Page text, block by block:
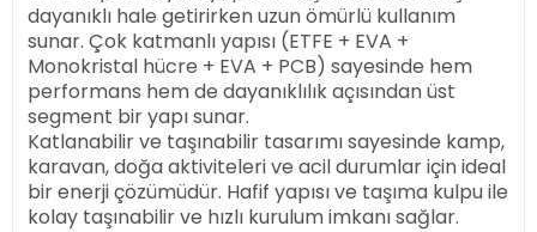
dayanıklı hale getirirken uzun ömürlü kullanım
sunar. Çok katmanlı yapısı (ETFE + EVA +
Monokristal hücre + EVA + PCB) sayesinde hem
performans hem de dayanıklılık açısından üst
segment bir yapı sunar.
Katlanabilir ve taşınabilir tasarımı sayesinde kamp,
karavan, doğa aktiviteleri ve acil durumlar için ideal
bir enerji çözümüdür. Hafif yapısı ve taşıma kulpu ile
kolay taşınabilir ve hızlı kurulum imkanı sağlar.